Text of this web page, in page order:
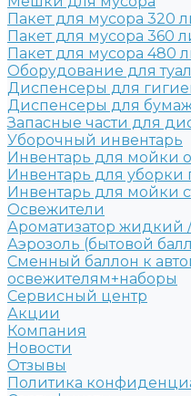
Пакет для мусора 320
Пакет для мусора 360
Пакет для мусора 480
Оборудование для
Диспенсеры для
Диспенсеры для
Запасные части для
Уборочный инвентарь
Инвентарь для мойки
Инвентарь для уборки
Инвентарь для мойки
Освежители
Ароматизатор жидкий
Аэрозоль (бытовой
Сменный баллон к
освежителям+наборы
Сервисный центр
Акции
Компания
Новости
Отзывы
Политика